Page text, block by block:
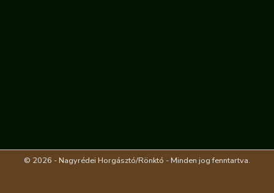
© 2026 - Nagyrédei Horgásztó/Rönktó - Minden jog fenntartva.